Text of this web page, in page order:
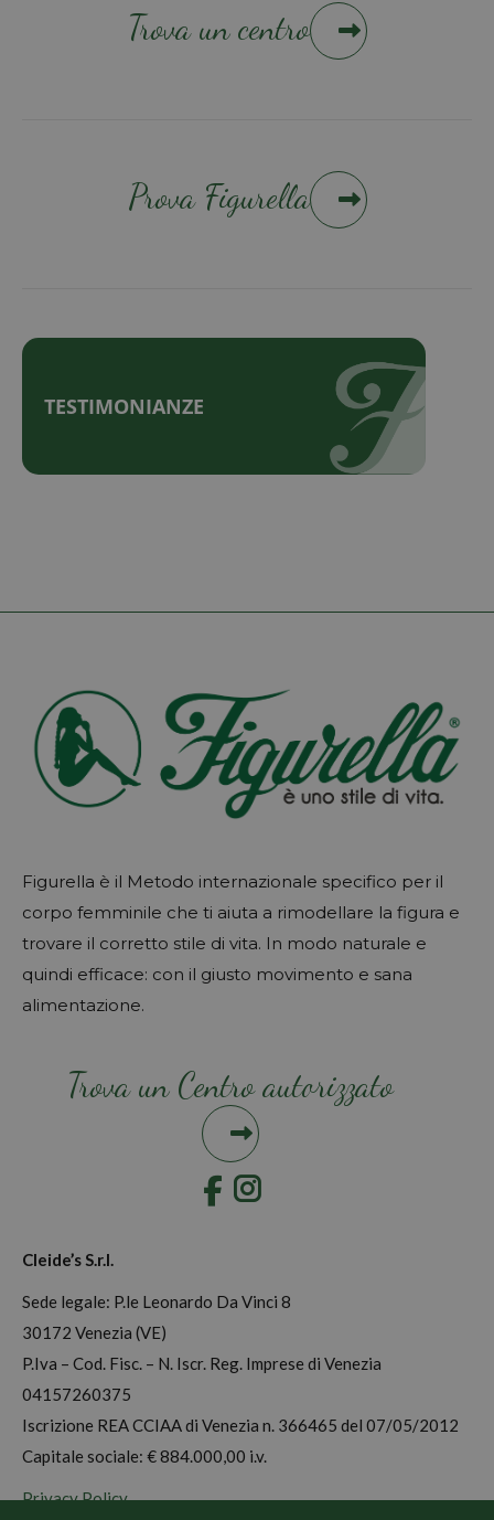
Trova un centro
Prova Figurella
TESTIMONIANZE
Figurella è il Metodo internazionale specifico per il
corpo femminile che ti aiuta a rimodellare la figura e
trovare il corretto stile di vita. In modo naturale e
quindi efficace: con il giusto movimento e sana
alimentazione.
Trova un Centro autorizzato
Instagram
Cleide’s S.r.l.
Sede legale: P.le Leonardo Da Vinci 8
30172 Venezia (VE)
P.Iva – Cod. Fisc. – N. Iscr. Reg. Imprese di Venezia
04157260375
Iscrizione REA CCIAA di Venezia n. 366465 del 07/05/2012
Capitale sociale: € 884.000,00 i.v.
Privacy Policy